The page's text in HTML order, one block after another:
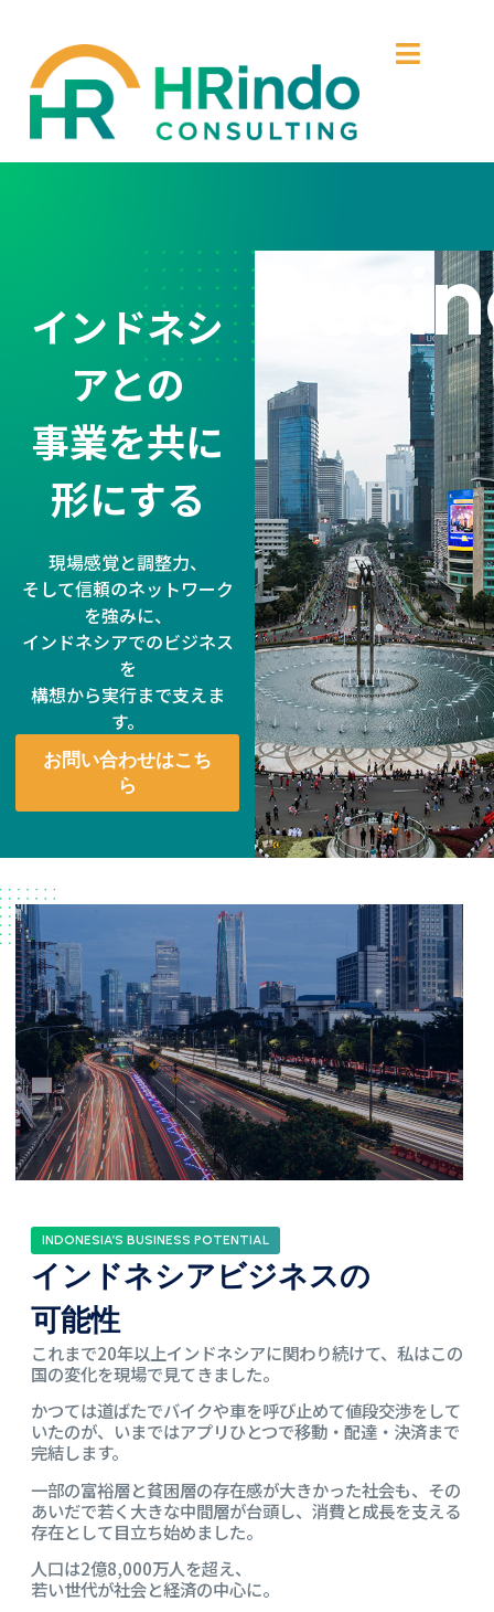
インドネシ
アとの
事業を共に
形にする
現場感覚と調整力、
そして信頼のネットワーク
を強みに、
インドネシアでのビジネス
を
構想から実行まで支えま
す。
お問い合わせはこち
ら
INDONESIA’S BUSINESS POTENTIAL
インドネシアビジネスの
可能性
これまで20年以上インドネシアに関わり続けて、私はこの
国の変化を現場で見てきました。
かつては道ばたでバイクや車を呼び止めて値段交渉をして
いたのが、いまではアプリひとつで移動・配達・決済まで
完結します。
一部の富裕層と貧困層の存在感が大きかった社会も、その
あいだで若く大きな中間層が台頭し、消費と成長を支える
存在として目立ち始めました。
人口は2億8,000万人を超え、
若い世代が社会と経済の中心に。